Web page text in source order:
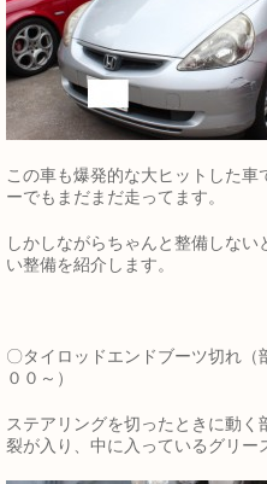
この車も爆発的な大ヒットした
ーでもまだまだ走ってます。
しかしながらちゃんと整備しな
い整備を紹介します。
〇タイロッドエンドブーツ切れ
００～）
ステアリングを切ったときに動
裂が入り、中に入っているグリー